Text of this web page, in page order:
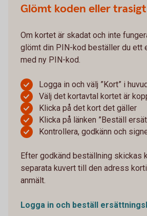
Glömt koden eller
Om kortet är skadat och inte
glömt din PIN-kod beställer du ett
med ny PIN-kod.
Logga in och välj ”Kort” i
Välj det kortavtal kortet är
Klicka på det kort det gäller
Klicka på länken ”Beställ
Kontrollera, godkänn och
Efter godkänd beställning skickas
separata kuvert till den adress
anmält.
Logga in och beställ